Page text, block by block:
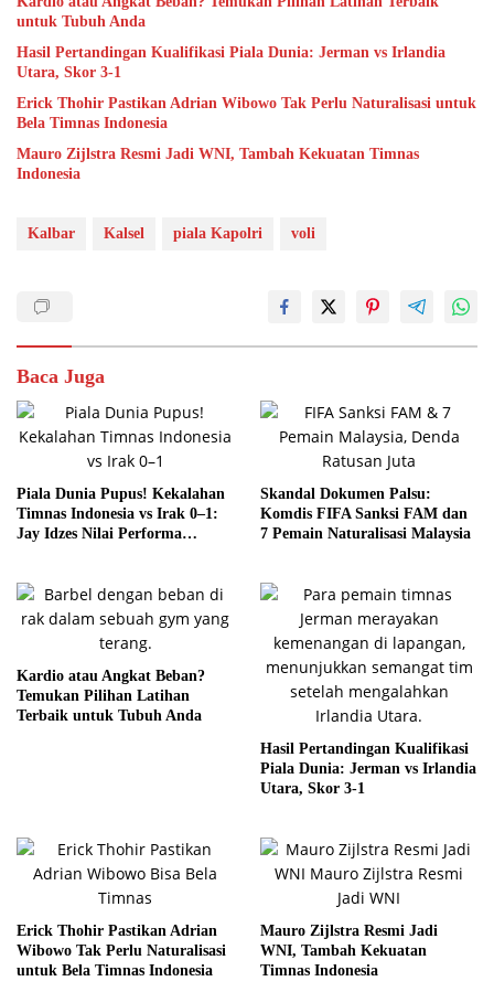
untuk Tubuh Anda
Hasil Pertandingan Kualifikasi Piala Dunia: Jerman vs Irlandia
Utara, Skor 3-1
Erick Thohir Pastikan Adrian Wibowo Tak Perlu Naturalisasi untuk
Bela Timnas Indonesia
Mauro Zijlstra Resmi Jadi WNI, Tambah Kekuatan Timnas
Indonesia
Kalbar Kalsel piala Kapolri voli
Baca Juga
Piala Dunia Pupus! Kekalahan
Timnas Indonesia vs Irak 0–1:
Jay Idzes Nilai Performa
Skandal Dokumen Palsu:
Komdis FIFA Sanksi FAM dan
7 Pemain Naturalisasi Malaysia
Kardio atau Angkat Beban?
Temukan Pilihan Latihan
Terbaik untuk Tubuh Anda
Hasil Pertandingan Kualifikasi
Piala Dunia: Jerman vs Irlandia
Utara, Skor 3-1
Erick Thohir Pastikan Adrian
Wibowo Tak Perlu Naturalisasi
untuk Bela Timnas Indonesia
Mauro Zijlstra Resmi Jadi
WNI, Tambah Kekuatan
Timnas Indonesia